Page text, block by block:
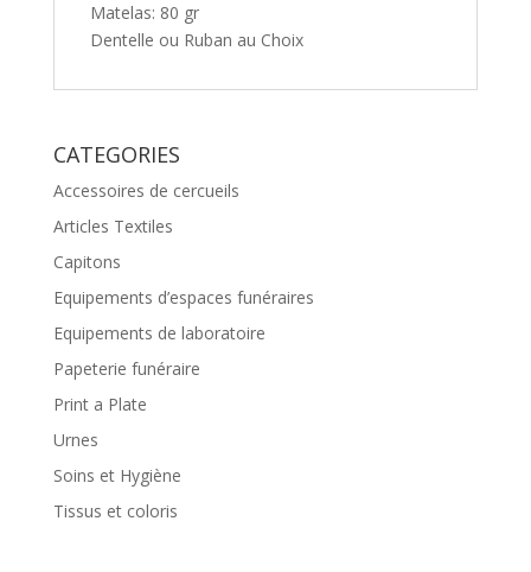
Matelas: 80 gr
Dentelle ou Ruban au Choix
CATEGORIES
Accessoires de cercueils
Articles Textiles
Capitons
Equipements d’espaces funéraires
Equipements de laboratoire
Papeterie funéraire
Print a Plate
Urnes
Soins et Hygiène
Tissus et coloris